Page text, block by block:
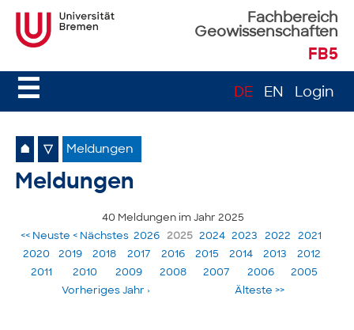
Fachbereich
Geowissenschaften
FB5
☰ DE EN Login
⌂ ▽ Meldungen
Meldungen
40 Meldungen im Jahr 2025
<< Neuste < Nächstes 2026 2025 2024 2023 2022
2021
2020
2019 2018 2017 2016 2015 2014 2013
2012
2011
2010 2009 2008 2007 2006
2005
Vorheriges Jahr ›
Älteste >>